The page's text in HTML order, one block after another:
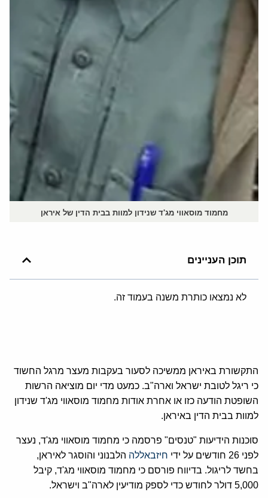
מחמוד מוסאווי מג'ד שנידון למוות בבית הדין של איראן
תוכן העניינים
לא נמצאו כותרת משנה בעמוד זה.
התקשורת באיראן ממשיכה לסעור בעקבות מעצר מרגל החשוד
כי ריגל לטובת ישראל וארה"ב. כמעט מדי יום מוציאה הרשות
השופטת הודעה כזו או אחרת אודות מחמוד מוסאווי מג'ד שנידון
למוות בבית הדין באיראן.
סוכנות הידיעות "טנסים" פרסמה כי מחמוד מוסאווי מג'ד, נעצר
לפני 26 חודשים על ידי
חיזבאללה הלבנוני והוסגר לאיראן,
בחשד לריגול. בדיווח פורסם כי מחמוד מוסאווי מג'ד, קיבל
5,000 דולר לחודש כדי לספק מודיעין לארה"ב וישראל.